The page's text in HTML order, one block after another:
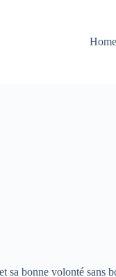
Home
bonne volonté sans